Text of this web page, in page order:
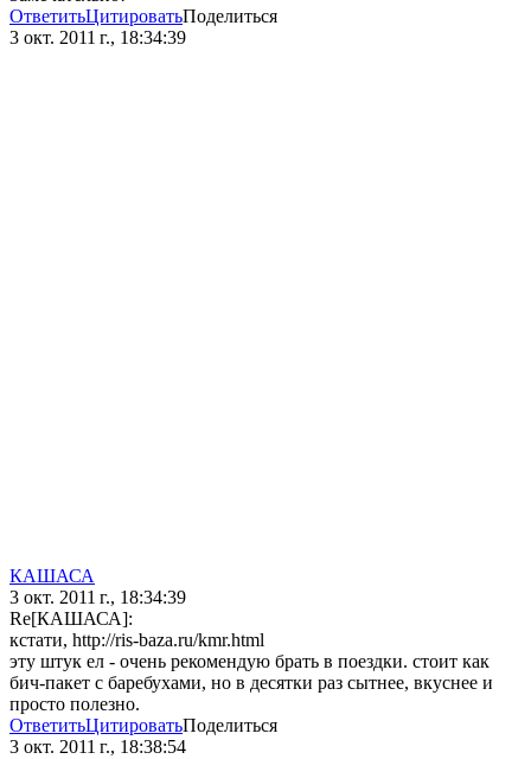
ОтветитьЦитироватьПоделиться
3 окт. 2011 г., 18:34:39
КАШАСА
3 окт. 2011 г., 18:34:39
Re[КАШАСА]:
кстати, http://ris-baza.ru/kmr.html
эту штук ел - очень рекомендую брать в поездки. стоит как
бич-пакет с баребухами, но в десятки раз сытнее, вкуснее и
просто полезно.
ОтветитьЦитироватьПоделиться
3 окт. 2011 г., 18:38:54